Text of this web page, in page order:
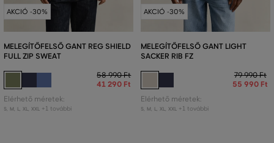
AKCIÓ -30%
MELEGÍTŐFELSŐ GANT REG SHIELD
FULL ZIP SWEAT
58 990 Ft
41 290 Ft
Elérhető méretek:
S, M L XL XXL +1 további
AKCIÓ -30%
MELEGÍTŐFELSŐ GANT LIGHT
SACKER RIB FZ
79 990 Ft
55 990 Ft
Elérhető méretek:
S, M L XL XXL +1 további